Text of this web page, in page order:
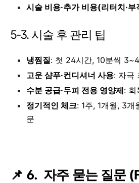
시술 비용·추가 비용(리터치·
5‑3. 시술 후 관리 팁
냉찜질: 첫 24시간, 10분씩
고운 샴푸·컨디셔너 사용: 자극
수분 공급·두피 전용 영양제: 회
정기적인 체크: 1주, 1개월, 3
문
📌 6. 자주 묻는 질문